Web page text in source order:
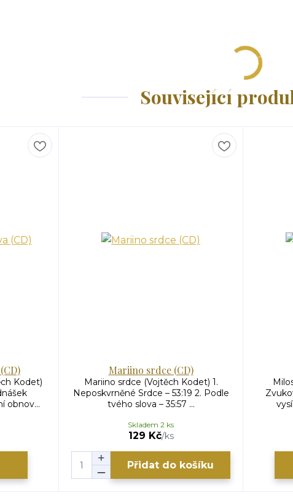
Související
Kodet)
obnov...
Mariino srdce (CD)
Mariino srdce (Vojtěch Kodet) 1.
Neposkvrněné Srdce – 53:19 2. Podle
tvého slova – 35:57 ...
129 Kč/ks
Skladem 2 ks
Přidat do košíku